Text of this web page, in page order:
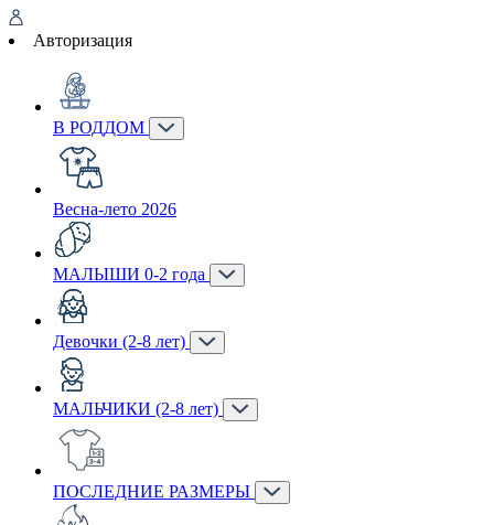
Авторизация
В РОДДОМ
Весна-лето 2026
МАЛЫШИ 0-2 года
Девочки (2-8 лет)
МАЛЬЧИКИ (2-8 лет)
ПОСЛЕДНИЕ РАЗМЕРЫ